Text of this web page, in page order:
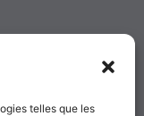
telles que les